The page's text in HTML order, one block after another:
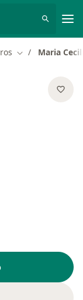
Cambiar de
Maria